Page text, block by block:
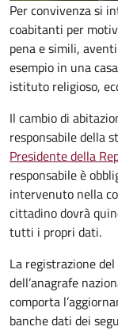
Per convivenza si
coabitanti per
pena e simili,
esempio in una
istituto religioso,
Il cambio di
responsabile della
Presidente della
responsabile è
intervenuto nella
cittadino dovrà
tutti i propri dati.
La registrazione
dell’anagrafe
comporta
banche dati dei